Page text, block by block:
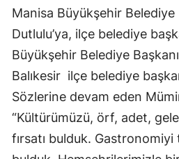
Manisa Büyükşehir Belediye
Dutlulu’ya, ilçe belediye
Büyükşehir Belediye
Balıkesir ilçe belediye
Sözlerine devam eden
“Kültürümüzü, örf, adet,
fırsatı bulduk. Gastronomiyi